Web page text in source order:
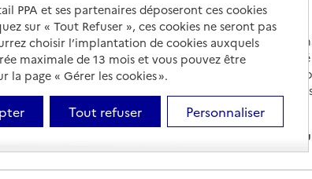
Portail national
et de leurs proches,
et animé par le
partenaires engagés
leurs aidants.
service-
PPA et ses partenaires déposeront ces cookies
sur « Tout Refuser », ces cookies ne seront pas
choisir l’implantation de cookies auxquels
maximale de 13 mois et vous pouvez être
page « Gérer les cookies ».
Tout refuser Personnaliser